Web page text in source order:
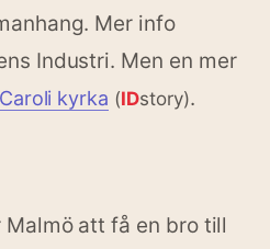
Mer info
Industri. Men en mer
Caroli kyrka (IDstory).
att få en bro till